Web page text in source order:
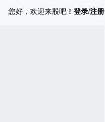
您好，欢迎来股吧！ 登录/注册